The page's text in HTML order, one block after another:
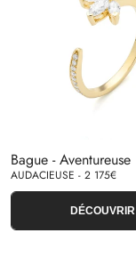
Bague - Aventureuse
AUDACIEUSE - 2 175€
DÉCOUVRIR